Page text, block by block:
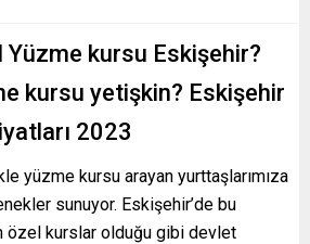
Yüzme kursu Eskişehir?
kursu yetişkin? Eskişehir
2023
yüzme kursu arayan yurttaşlarımıza
sunuyor. Eskişehir’de bu
özel kurslar olduğu gibi devlet